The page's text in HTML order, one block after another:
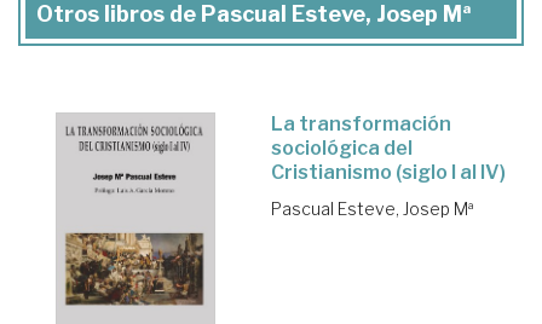
Otros libros de Pascual Esteve, Josep Mª
La transformación
sociológica del
Cristianismo (siglo I al IV)
Pascual Esteve, Josep Mª